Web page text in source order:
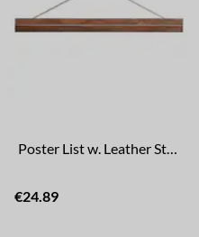
Poster List w. Leather Strap 50 cm
€24.89